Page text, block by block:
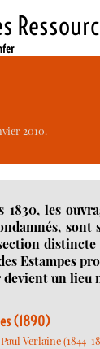
2010.
1830, les
sont
distincte
Estampes
devient un lieu
(1890)
Paul Verlaine (1844-